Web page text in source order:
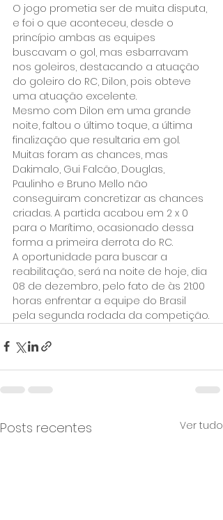
O jogo prometia ser de muita disputa,
e foi o que aconteceu, desde o
princípio ambas as equipes
buscavam o gol, mas esbarravam
nos goleiros, destacando a atuação
do goleiro do RC, Dilon, pois obteve
uma atuação excelente.
Mesmo com Dilon em uma grande
noite, faltou o último toque, a última
finalização que resultaria em gol.
Muitas foram as chances, mas
Dakimalo, Gui Falcão, Douglas,
Paulinho e Bruno Mello não
conseguiram concretizar as chances
criadas. A partida acabou em 2 x 0
para o Marítimo, ocasionado dessa
forma a primeira derrota do RC.
A oportunidade para buscar a
reabilitação, será na noite de hoje, dia
08 de dezembro, pelo fato de às 21:00
horas enfrentar a equipe do Brasil
pela segunda rodada da competição.
Posts recentes Ver tudo